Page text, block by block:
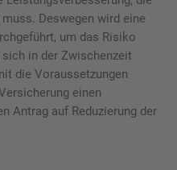
Deswegen wird eine
um das Risiko
in der Zwischenzeit
die Voraussetzungen
einen
Antrag auf Reduzierung der